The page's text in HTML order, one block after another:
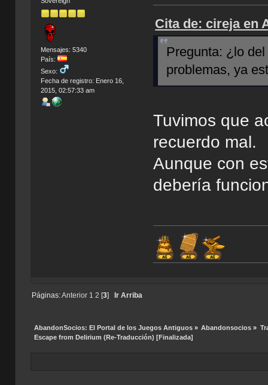
Mensajes: 5340
País:
Sexo:
Fecha de registro: Enero 16,
2015, 02:57:33 am
Cita de: cireja en
Pregunta: ¿lo
problemas, ya
Tuvimos que
recuerdo mal.
Aunque con
debería
Páginas:Anterior 1 2 [3] Ir Arriba
AbandonSocios: El Portal de los Juegos Antiguos» Abandonsocios »
Escape from Delirium (Re-Traducción) [Finalizada]